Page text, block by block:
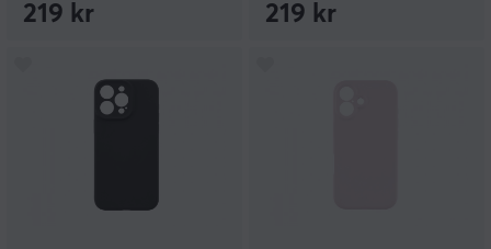
219 kr 219 kr